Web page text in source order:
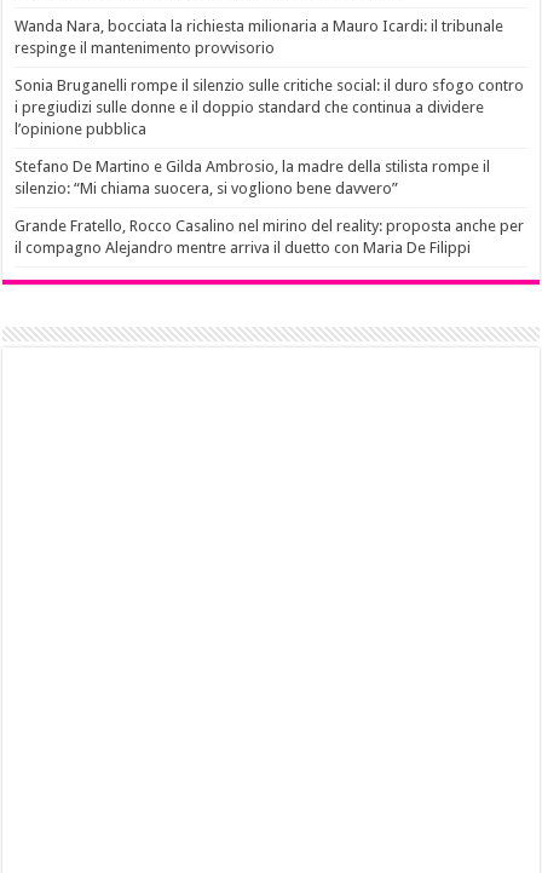
Wanda Nara, bocciata la richiesta milionaria a Mauro Icardi: il tribunale
respinge il mantenimento provvisorio
Sonia Bruganelli rompe il silenzio sulle critiche social: il duro sfogo contro
i pregiudizi sulle donne e il doppio standard che continua a dividere
l’opinione pubblica
Stefano De Martino e Gilda Ambrosio, la madre della stilista rompe il
silenzio: “Mi chiama suocera, si vogliono bene davvero”
Grande Fratello, Rocco Casalino nel mirino del reality: proposta anche per
il compagno Alejandro mentre arriva il duetto con Maria De Filippi